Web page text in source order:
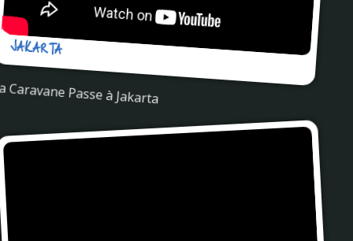
JAKARTA
Caravane Passe à Jakarta